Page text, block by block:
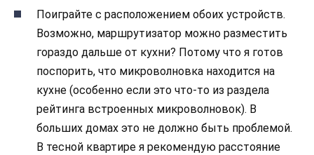
Поиграйте с расположением обоих устройств.
Возможно, маршрутизатор можно разместить
гораздо дальше от кухни? Потому что я готов
поспорить, что микроволновка находится на
кухне (особенно если это что-то из раздела
рейтинга встроенных микроволновок). В
больших домах это не должно быть проблемой.
В тесной квартире я рекомендую расстояние